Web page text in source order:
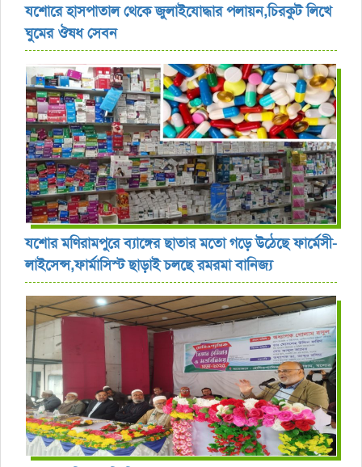
যশোরে হাসপাতাল থেকে জুলাইযোদ্ধার পলায়ন,চিরকুট লিখে
ঘুমের ঔষধ সেবন
যশোর ‎মণিরামপুরে ব্যাঙ্গের ছাতার মতো গড়ে উঠেছে ফার্মেসী-
লাইসেন্স,ফার্মাসিস্ট ছাড়াই চলছে রমরমা বানিজ্য ‎